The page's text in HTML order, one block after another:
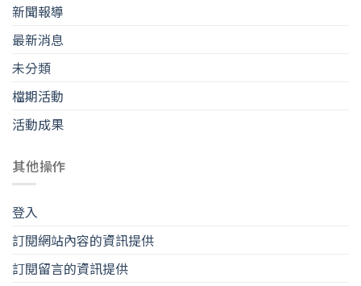
新聞報導
最新消息
未分類
檔期活動
活動成果
其他操作
登入
訂閱網站內容的資訊提供
訂閱留言的資訊提供